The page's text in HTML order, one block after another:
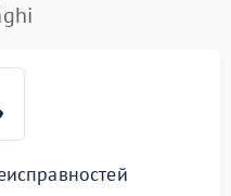
₽
₽ Подробнее →